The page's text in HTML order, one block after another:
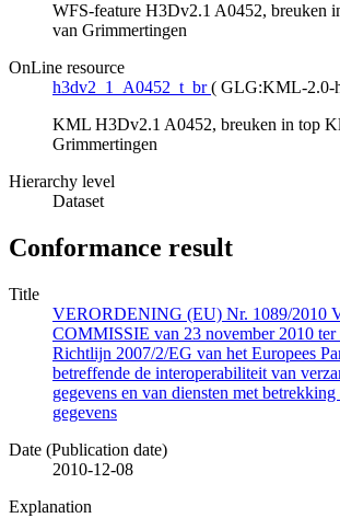
WFS-feature H3Dv2.1 A0452, breuken
van Grimmertingen
OnLine resource
h3dv2_1_A0452_t_br ( GLG:KML-2.0-
KML H3Dv2.1 A0452, breuken in top
Grimmertingen
Hierarchy level
Dataset
Conformance result
Title
VERORDENING (EU) Nr. 1089/2010
COMMISSIE van 23 november 2010 ter
Richtlijn 2007/2/EG van het Europees
betreffende de interoperabiliteit van
gegevens en van diensten met
gegevens
Date (Publication date)
2010-12-08
Explanation